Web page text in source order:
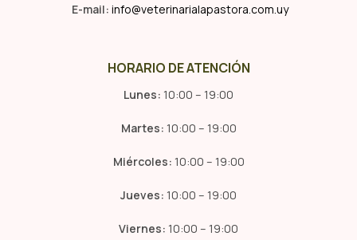
E-mail: info@veterinarialapastora.com.uy
HORARIO DE ATENCIÓN
Lunes: 10:00 – 19:00
Martes: 10:00 – 19:00
Miércoles: 10:00 – 19:00
Jueves: 10:00 – 19:00
Viernes: 10:00 – 19:00